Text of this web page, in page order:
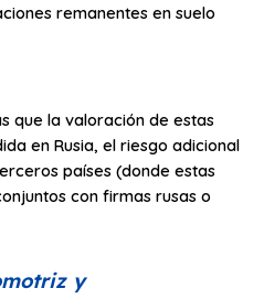
remanentes en suelo
que la valoración de estas
en Rusia, el riesgo adicional
países (donde estas
con firmas rusas o
y